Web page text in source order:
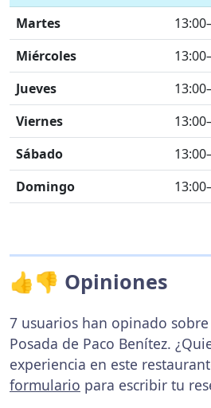
Martes
Miércoles
Jueves
Viernes
Sábado
Domingo
👍👎 Opiniones
7 usuarios han opinado sobre
Posada de Paco Benítez.
experiencia en este
formulario para escribir tu